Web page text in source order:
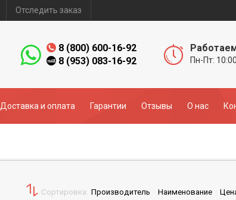
Отследить заказ
8 (800) 600-16-92
8 (953) 083-16-92
Пн-Пт:
Доставка и оплата Гарантии Отзывы О нас
Сортировка: Производитель · Наименование ·